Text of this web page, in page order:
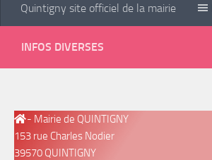
Quintigny site officiel de la mairie
INFOS DIVERSES
- Mairie de QUINTIGNY
153 rue Charles Nodier
39570 QUINTIGNY